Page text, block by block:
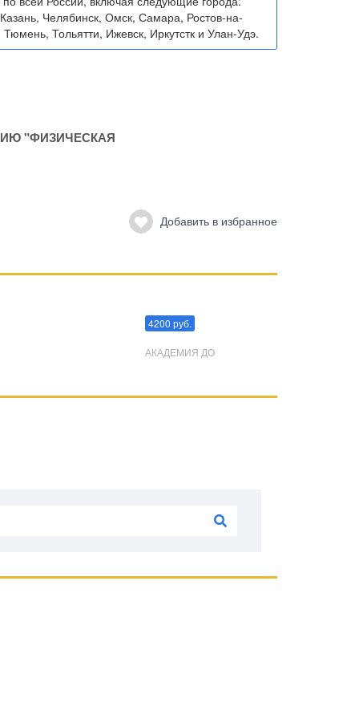
Челябинск, Омск, Самара, Ростов-на-
Тольятти, Ижевск, Иркутстк и Улан-Удэ.
"ФИЗИЧЕСКАЯ
Добавить в избранное
4200 руб.
АКАДЕМИЯ ДО